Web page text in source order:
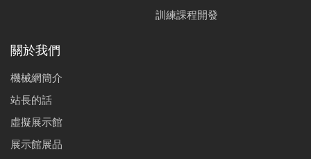
訓練課程開發
關於我們
機械網簡介
站長的話
虛擬展示館
展示館展品